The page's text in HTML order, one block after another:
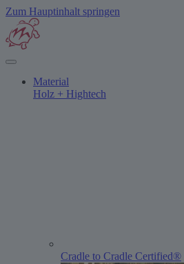
Zum Hauptinhalt springen
Material
Holz + Hightech
Cradle to Cradle Certified®